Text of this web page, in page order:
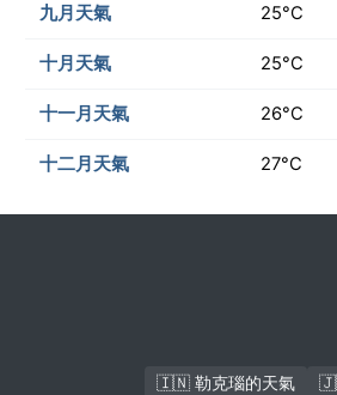
九月天氣 25°C
十月天氣 25°C
十一月天氣 26°C
十二月天氣 27°C
🇮🇳 勒克瑙的天氣